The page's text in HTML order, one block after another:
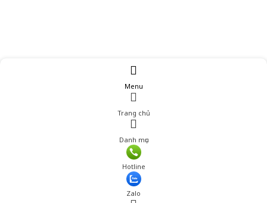
Menu
Trang chủ
Danh mục
Hotline
Zalo